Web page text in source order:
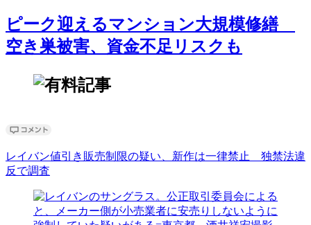
ピーク迎えるマンション大規模修繕
空き巣被害、資金不足リスクも
レイバン値引き販売制限の疑い、新作は一律禁止 独禁法違
反で調査